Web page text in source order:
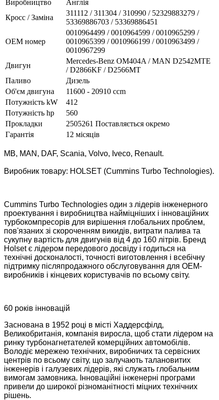
Виробництво
Англія
Кросс / Заміна
311112 / 311304 / 310990 / 52329883279 /
53369886703 / 53369886451
ОЕМ номер
0010964499 / 0010964599 / 0010965299 /
0010965399 / 0010966199 / 0010963499 /
0010967299
Двигун
Mercedes-Benz OM404A / MAN D2542MTE
/ D2866KF / D2566MT
Паливо
Дизель
Об'єм двигуна
11600 - 20910 ccm
Потужність kW
412
Потужність hp
560
Прокладки
2505261 Поставляється окремо
Гарантія
12 місяців
MB, MAN, DAF, Scania, Volvo, Iveco, Renault.
Виробник товару: HOLSET (Cummins Turbo Technologies).
Cummins Turbo Technologies один з лідерів інженерного
проектування і виробництва найміцніших і інноваційних
турбокомпресорів для вирішення глобальних проблем,
пов'язаних зі скороченням викидів, витрати палива та
сукупну вартість для двигунів від 4 до 160 літрів. Бренд
Holset є лідером передового досвіду і годиться на
технічні досконалості, точності виготовлення і всебічну
підтримку післяпродажного обслуговування для OEM-
виробників і кінцевих користувачів по всьому світу.
60 років інновацій
Заснована в 1952 році в місті Хаддерсфілд,
Великобританія, компанія виросла, щоб стати лідером на
ринку турбонагнетателей комерційних автомобілів.
Володіє мережею технічних, виробничих та сервісних
центрів по всьому світу, що залучають талановитих
інженерів і галузевих лідерів, які служать глобальним
вимогам замовника. Інноваційні інженерні програми
привели до широкої різноманітності міцних технічних
рішень.